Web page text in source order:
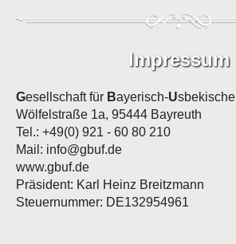
Impressum
Gesellschaft für Bayerisch-Usbekische
Wölfelstraße 1a, 95444 Bayreuth
Tel.: +49(0) 921 - 60 80 210
Mail: info@gbuf.de
www.gbuf.de
Präsident: Karl Heinz Breitzmann
Steuernummer: DE132954961